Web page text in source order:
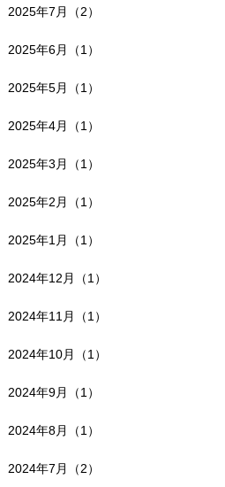
2025年7月（2）
2025年6月（1）
2025年5月（1）
2025年4月（1）
2025年3月（1）
2025年2月（1）
2025年1月（1）
2024年12月（1）
2024年11月（1）
2024年10月（1）
2024年9月（1）
2024年8月（1）
2024年7月（2）